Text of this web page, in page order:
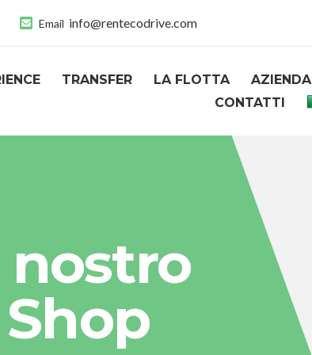
Email info@rentecodrive.com
TRANSFER LA FLOTTA AZIENDA
CONTATTI
nostro
Shop